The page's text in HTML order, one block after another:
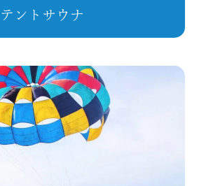
テントサウナ